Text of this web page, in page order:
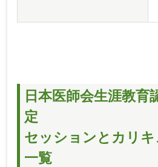
日本医師会生涯教育
定
セッションとカリ
一覧